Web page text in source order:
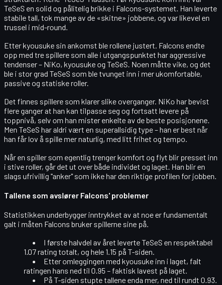
TeSeS en solid og pålitelig brikke i Falcons-systemet. Han leverte
stabile tall, tok mange av de «skitne» jobbene, og var likevel en
trussel i mid-round.
Etter kyousuke sin ankomst ble rollene justert. Falcons endte
opp med tre spillere som alle i utgangspunktet har aggressive
tendenser– NiKo, kyousuke og TeSeS. Noen måtte vike, og det
ble i stor grad TeSeS som ble tvunget inn i mer ukomfortable,
passive og statiske roller.
Det finnes spillere som klarer slike overganger. NiKo har bevist
flere ganger at han kan tilpasse seg og fortsatt levere på
toppnivå, selv om han mister enkelte av de beste posisjonene.
Men TeSeS har aldri vært en superallsidig type – han er best når
han får lov å spille mer naturlig, med litt frihet og tempo.
Når en spiller som egentlig trengerkomfort og flyt blir presset inn
i stive roller, går det ut over både individet og laget. Han blir en
slags ufrivillig "anker" som ikke har den riktige profilen for jobben.
Tallene som avslører Falcons' problemer
Statistikken underbygger inntrykket av at noe er fundamentalt
galt i måten Falcons bruker spillerne sine på.
I første halvdel av året leverte TeSeS en respektabel
1.07 rating totalt, og hele1.15 på T-siden.
Etter omleggingen med kyousuke inn i laget, falt
ratingen hans ned til 0.95 – faktisk lavest på laget.
På T-siden stupte tallene enda mer, ned til rundt 0.93.